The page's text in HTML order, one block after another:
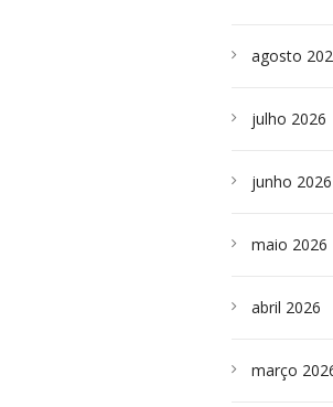
agosto
julho 2026
junho 2026
maio 2026
abril 2026
março